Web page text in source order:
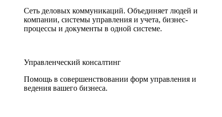
Сеть деловых коммуникаций. Объединяет людей и
компании, системы управления и учета, бизнес-
процессы и документы в одной системе.
Управленческий консалтинг
Помощь в совершенствовании форм управления и
ведения вашего бизнеса.